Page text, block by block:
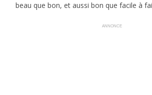
beau que bon, et aussi bon que facile à
ANNONCE